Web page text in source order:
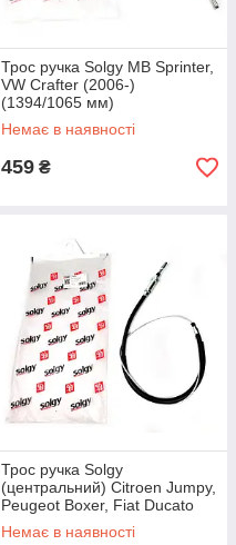
Трос ручка Solgy MB Sprinter,
VW Crafter (2006-)
(1394/1065 мм)
Немає в наявності
459 ₴
Трос ручка Solgy
(центральний) Citroen Jumpy,
Peugeot Boxer, Fiat Ducato
(2002-) (1463/645 мм)
Немає в наявності